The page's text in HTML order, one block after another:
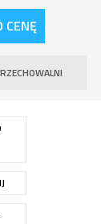
CENĘ